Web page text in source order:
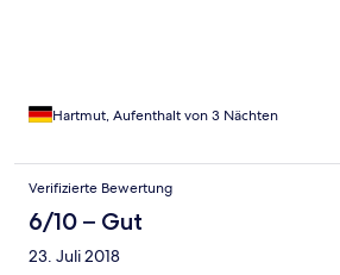
Hartmut, Aufenthalt von 3 Nächten
Verifizierte Bewertung
6/10 – Gut
23. Juli 2018